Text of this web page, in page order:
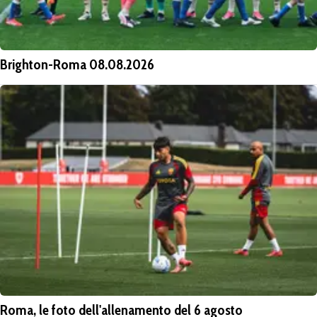
Brighton-Roma 08.08.2026
Roma, le foto dell'allenamento del 6 agosto